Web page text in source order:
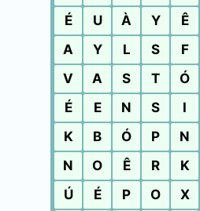
É
U À Y Ê
A
Y L S F
V
A S T Ó
É
E N S I
K
B Ó P N
N
O Ê R K
Ú
É P O X